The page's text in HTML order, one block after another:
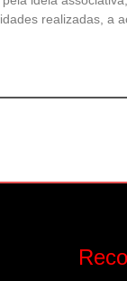
realizadas, a